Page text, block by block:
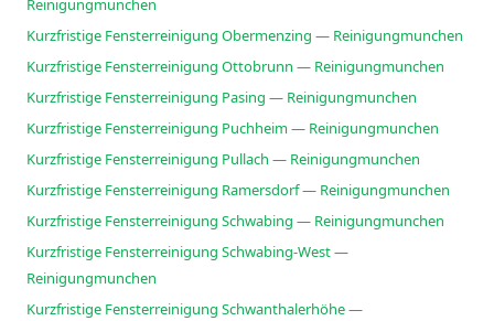
Reinigungmunchen
Kurzfristige Fensterreinigung Obermenzing — Reinigungmunchen
Kurzfristige Fensterreinigung Ottobrunn — Reinigungmunchen
Kurzfristige Fensterreinigung Pasing — Reinigungmunchen
Kurzfristige Fensterreinigung Puchheim — Reinigungmunchen
Kurzfristige Fensterreinigung Pullach — Reinigungmunchen
Kurzfristige Fensterreinigung Ramersdorf — Reinigungmunchen
Kurzfristige Fensterreinigung Schwabing — Reinigungmunchen
Kurzfristige Fensterreinigung Schwabing-West —
Reinigungmunchen
Kurzfristige Fensterreinigung Schwanthalerhöhe —